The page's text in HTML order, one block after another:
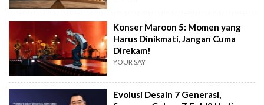
Konser Maroon 5: Momen yang
Harus Dinikmati, Jangan Cuma
Direkam!
YOUR SAY
Evolusi Desain 7 Generasi,